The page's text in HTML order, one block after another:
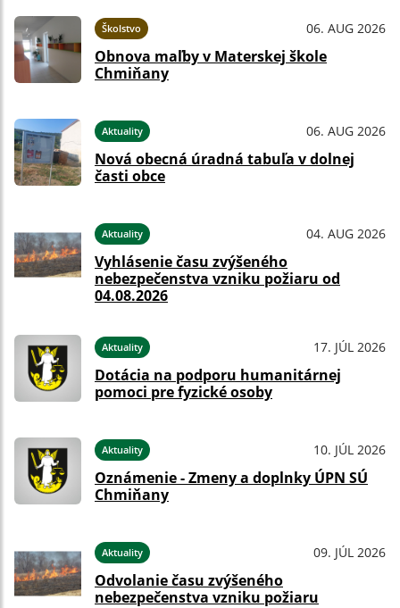
Školstvo 06. AUG 2026
Obnova maľby v Materskej škole
Chmiňany
Aktuality 06. AUG 2026
Nová obecná úradná tabuľa v dolnej
časti obce
Aktuality 04. AUG 2026
Vyhlásenie času zvýšeného
nebezpečenstva vzniku požiaru od
04.08.2026
Aktuality 17. JÚL 2026
Dotácia na podporu humanitárnej
pomoci pre fyzické osoby
Aktuality 10. JÚL 2026
Oznámenie - Zmeny a doplnky ÚPN SÚ
Chmiňany
Aktuality 09. JÚL 2026
Odvolanie času zvýšeného
nebezpečenstva vzniku požiaru